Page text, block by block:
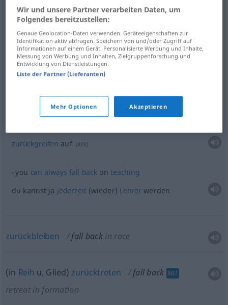
denRückzug antreten, sich
backretreat
Beispiele
zurückgreifen auf (AKK)
you can always fall back onteaching
du kannst ja jederzeit(wieder) Lehrer werden
zurückbleiben fall back in race
(in Reih u. Glied) zurücktreten fall back MIL
retreat in formation
Wir und unsere Partner verarbeiten Daten, um
Folgendes bereitzustellen:
Genaue Geolocation-Daten verwenden. Geräteeigenschaften zur
Identifikation aktiv abfragen. Speichern von und/oder Zugriff auf
Informationen auf einem Gerät. Personalisierte Werbung und Inhalte,
Messung von Werbung und Inhalten, Zielgruppenforschung und
Entwicklung von Dienstleistungen.
Liste der Partner (Lieferanten)
Mehr Optionen Akzeptieren